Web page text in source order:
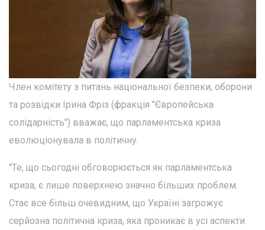
Член комітету з питань національної безпеки, оборони
та розвідки Ірина Фріз (фракція "Європейська
солідарність") вважає, що парламентська криза
еволюціонувала в політичну.
"Те, що сьогодні обговорюється як парламентська
криза, є лише поверхнею значно більших проблем.
Стає все більш очевидним, що Україні загрожує
серйозна політична криза, яка проникає в усі аспекти